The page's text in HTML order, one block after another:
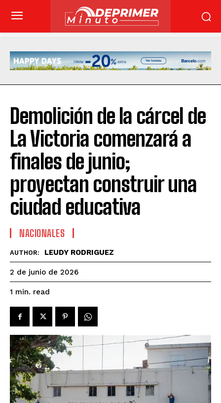
Demolición de la cárcel de
La Victoria comenzará a
finales de junio;
proyectan construir una
ciudad educativa
NACIONALES
AUTHOR: LEUDY RODRIGUEZ
2 de junio de 2026
1 min. read